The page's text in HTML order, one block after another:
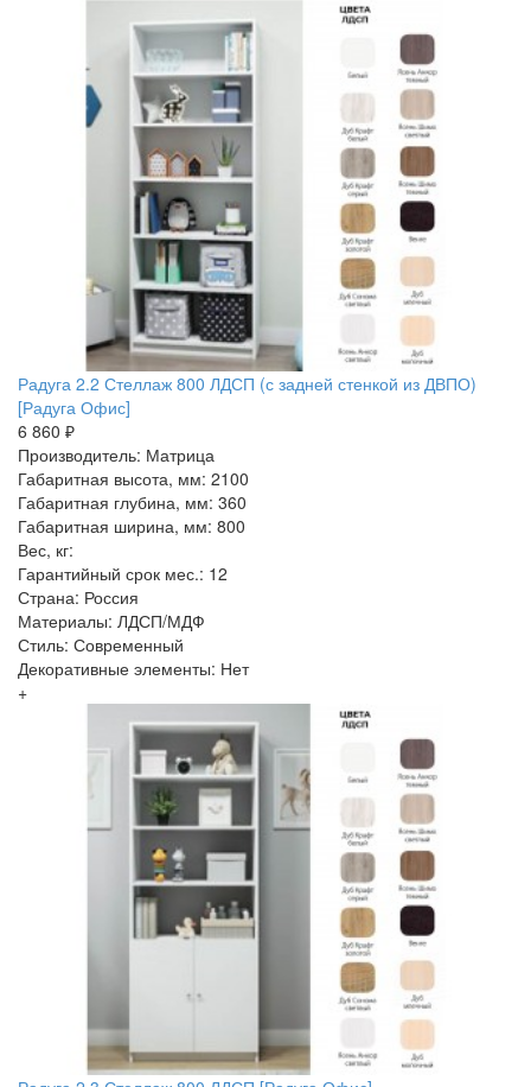
Радуга 2.2 Стеллаж 800 ЛДСП (с задней стенкой из ДВПО)
[Радуга Офис]
6 860 ₽
Производитель: Матрица
Габаритная высота, мм: 2100
Габаритная глубина, мм: 360
Габаритная ширина, мм: 800
Вес, кг:
Гарантийный срок мес.: 12
Страна: Россия
Материалы: ЛДСП/МДФ
Стиль: Современный
Декоративные элементы: Нет
+